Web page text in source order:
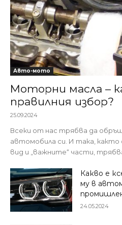
Авто-мото
Моторни масла –
правилния избор?
25.09.2024
Всеки от нас трябва да
автомобила си. И така, както
вид и „важните“ части,
Какво е
му в
24.05.2024